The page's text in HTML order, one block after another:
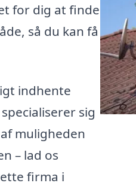
for dig at finde
så du kan få
indhente
sig
muligheden
– lad os
firma i